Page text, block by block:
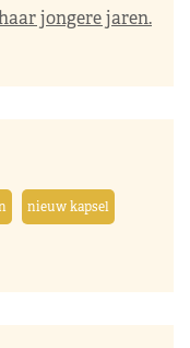
jongere jaren.
nieuw kapsel